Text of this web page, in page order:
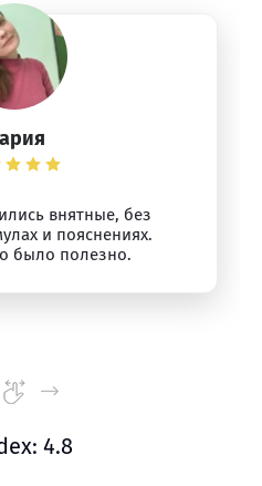
внятные, без
и пояснениях.
было полезно.
4.8